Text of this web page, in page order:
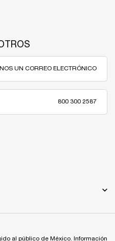
UN CORREO ELECTRÓNICO
800 300 2587
al público de México. Información